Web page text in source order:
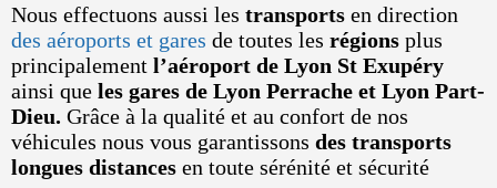
Nous effectuons aussi les transports en direction
des aéroports et gares de toutes les régions plus
principalement l’aéroport de Lyon St Exupéry
ainsi que les gares de Lyon Perrache et Lyon Part-
Dieu. Grâce à la qualité et au confort de nos
véhicules nous vous garantissons des transports
longues distances en toute sérénité et sécurité